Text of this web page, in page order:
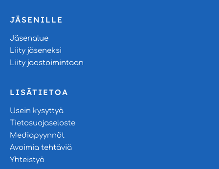
JÄSENILLE
Jäsenalue
Liity jäseneksi
Liity jaostoimintaan
LISÄTIETOA
Usein kysyttyä
Tietosuojaseloste
Mediapyynnöt
Avoimia tehtäviä
Yhteistyö